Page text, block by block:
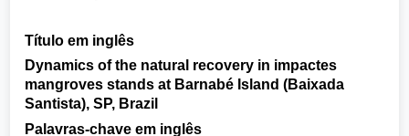
Título em inglês
Dynamics of the natural recovery in impactes
mangroves stands at Barnabé Island (Baixada
Santista), SP, Brazil
Palavras-chave em inglês